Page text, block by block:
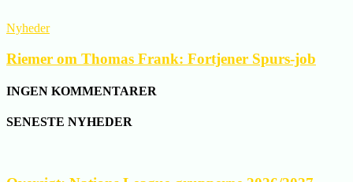
Nyheder
Riemer om Thomas Frank: Fortjener Spurs-job
INGEN KOMMENTARER
SENESTE NYHEDER